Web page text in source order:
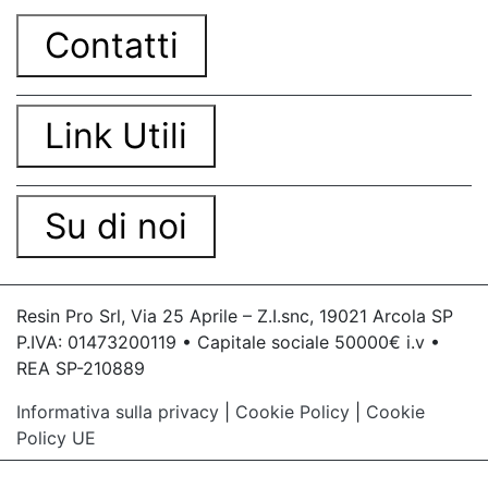
Contatti
Link Utili
Su di noi
Resin Pro Srl, Via 25 Aprile – Z.I.snc, 19021 Arcola SP
P.IVA: 01473200119 • Capitale sociale 50000€ i.v •
REA SP-210889
Informativa sulla privacy
Cookie Policy
Cookie
Policy UE